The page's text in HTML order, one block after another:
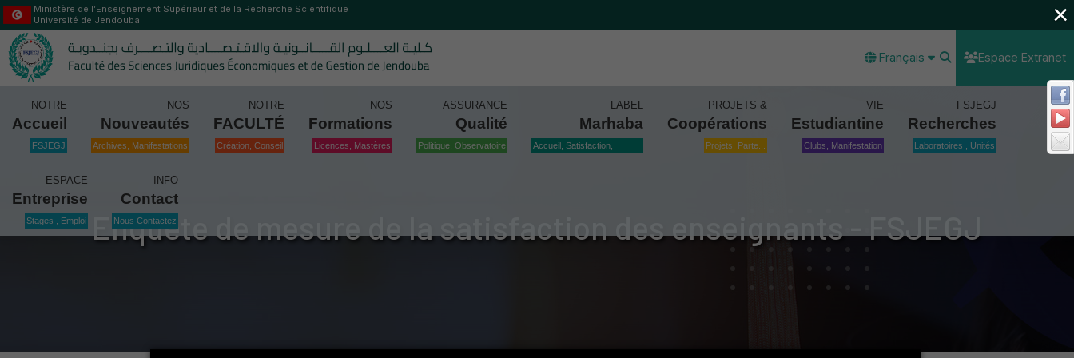
Ministère de l’Enseignement Supérieur et de la Recherche Scientifique
Université de Jendouba
Français Espace Extranet
NOTRE
Accueil
FSJEGJ
NOS
Nouveautés
Archives, Manifestations
NOTRE
FACULTÉ
Création, Conseil
NOS
Formations
Licences, Mastères
ASSURANCE
Qualité
Politique, Observatoire
LABEL
Marhaba
Accueil, Satisfaction,
PROJETS &
Coopérations
Projets, Parte...
VIE
Estudiantine
Clubs, Manifestation
FSJEGJ
Recherches
Laboratoires , Unités
ESPACE
Entreprise
Stages , Emploi
INFO
Contact
Nous Contactez
Enquête de mesure de la satisfaction des enseignants - FSJEGJ
×